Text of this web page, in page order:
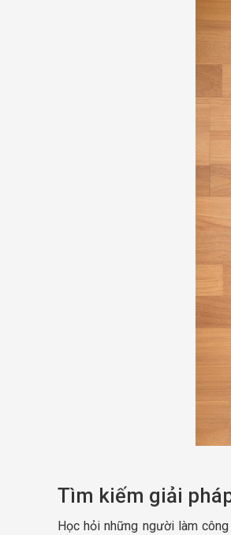
Tìm kiếm giải
Học hỏi những người làm